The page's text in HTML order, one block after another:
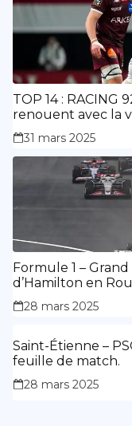
TOP 14 : RACING
renouent avec la
31 mars 2025
Formule 1 –
d’Hamilton en
des siennes.
28 mars 2025
Saint-Étienne –
feuille de match.
28 mars 2025